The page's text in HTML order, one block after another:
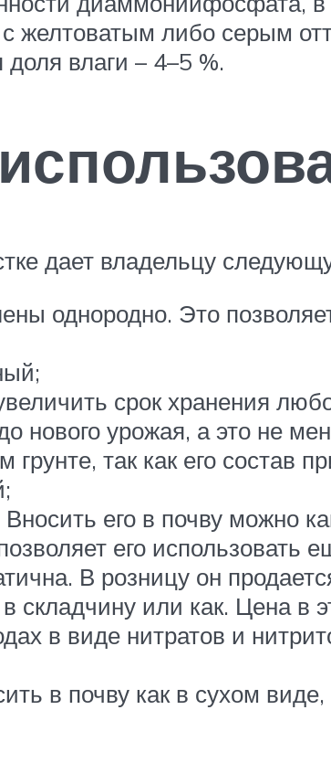
желтоватым либо серым
влаги – 4–5 %.
дает владельцу
однородно. Это
срок хранения
нового урожая, а это не
так как его состав
его в почву можно
его использовать
В розницу он
складчину или как. Цена в
в виде нитратов и
в почву как в сухом